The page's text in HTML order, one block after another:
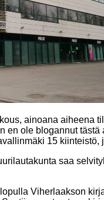
ainoana aiheena
en ole blogannut
15
saa
Viherlaakson